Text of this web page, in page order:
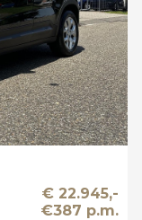
€ 22.945,-
€387 p.m.